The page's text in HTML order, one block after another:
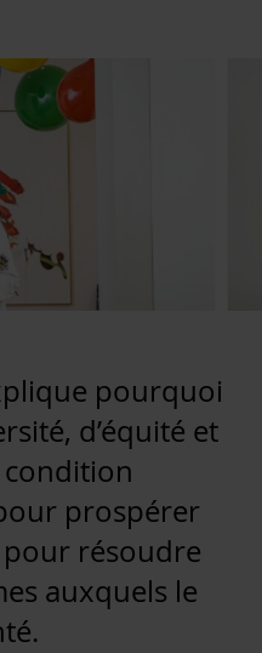
pourquoi
d’équité et
condition
prospérer
pour résoudre
auxquels le